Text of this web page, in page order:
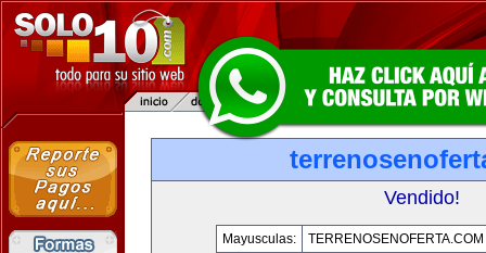
Vendido!
Mayusculas:
TERRENOSENOFERTA.COM